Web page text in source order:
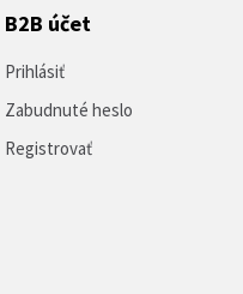
B2B účet
Prihlásiť
Zabudnuté heslo
Registrovať